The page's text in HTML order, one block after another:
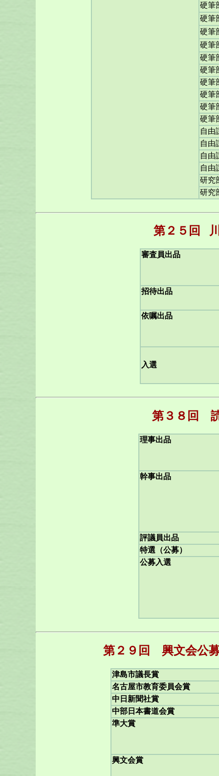
硬筆
硬筆
硬筆
硬筆
硬筆
硬筆
硬筆
硬筆
硬筆
硬筆
自由
自由
自由
自由
研究
研究
第２５回
審査員出品
招待出品
依嘱出品
入選
第３８回
理事出品
幹事出品
評議員出品
特選（公募）
公募入選
第２９回 興文会公
津島市議長賞
名古屋市教育委員会賞
中日新聞社賞
中部日本書道会賞
準大賞
興文会賞